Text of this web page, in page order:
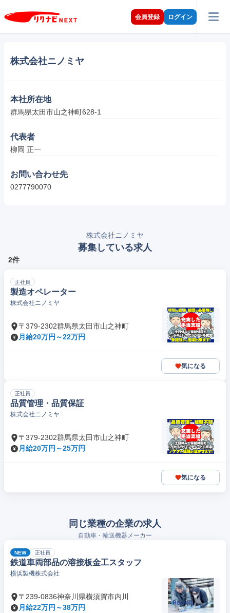
会員登録 ログイン
株式会社ニノミヤ
本社所在地
群馬県太田市山之神町628-1
代表者
柳岡 正一
お問い合わせ先
0277790070
株式会社ニノミヤ
募集している求人
2件
正社員
製造オペレーター
株式会社ニノミヤ
〒379-2302群馬県太田市山之神町
月給20万円～22万円
気になる
正社員
品質管理・品質保証
株式会社ニノミヤ
〒379-2302群馬県太田市山之神町
月給20万円～25万円
気になる
同じ業種の企業の求人
自動車・輸送機器メーカー
NEW 正社員
鉄道車両部品の溶接板金工スタッフ
横浜製機株式会社
〒239-0836神奈川県横須賀市内川
月給22万円～38万円